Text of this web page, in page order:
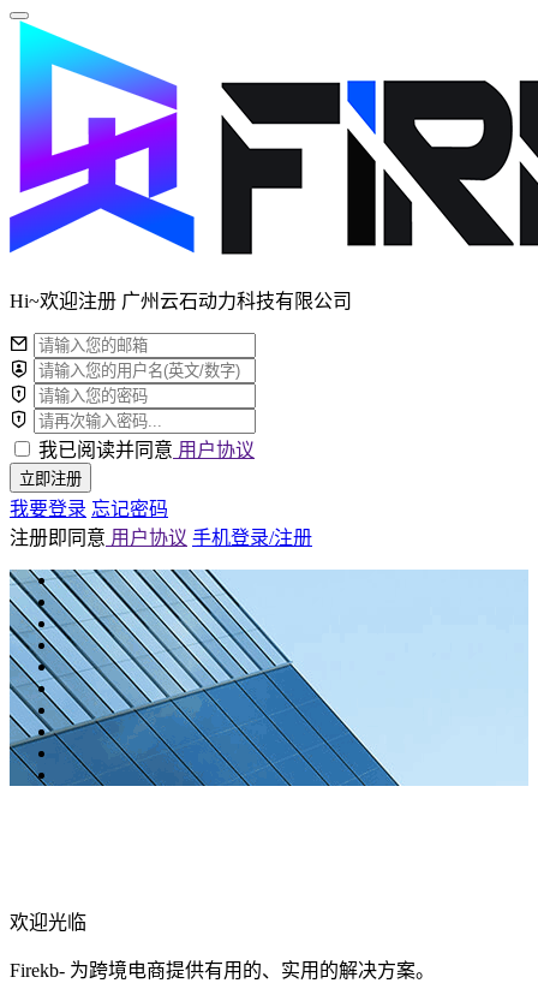
Hi~欢迎注册 广州云石动力科技有限公司
我已阅读并同意 用户协议
立即注册
我要登录 忘记密码
注册即同意 用户协议 手机登录/注册
欢迎光临
Firekb- 为跨境电商提供有用的、实用的解决方案。